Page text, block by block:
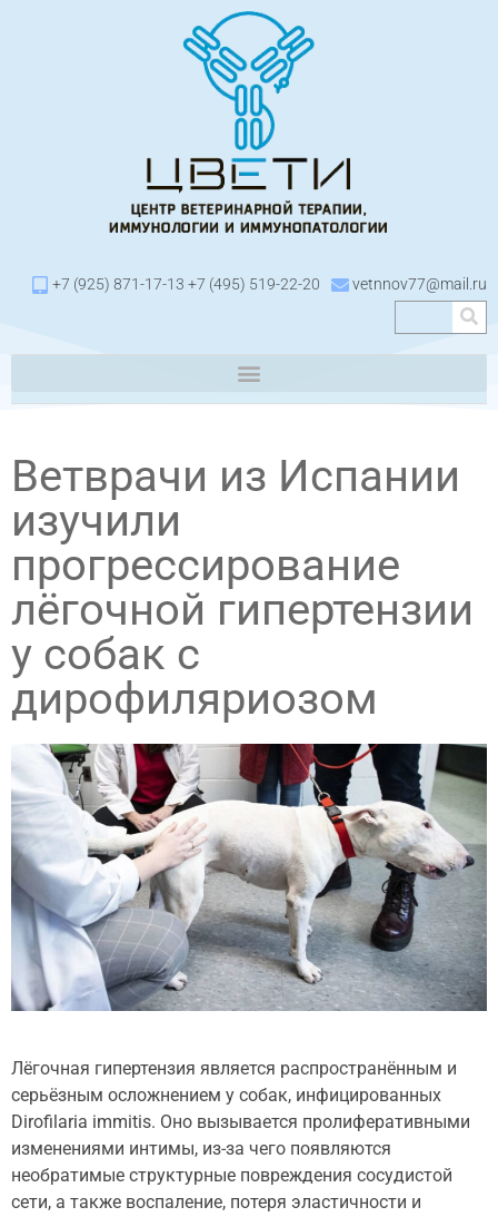
+7 (925) 871-17-13 +7 (495) 519-22-20 vetnnov77@mail.ru
Ветврачи из Испании
изучили
прогрессирование
лёгочной гипертензии
у собак с
дирофиляриозом
Лёгочная гипертензия является распространённым и
серьёзным осложнением у собак, инфицированных
Dirofilaria immitis. Оно вызывается пролиферативными
изменениями интимы, из-за чего появляются
необратимые структурные повреждения сосудистой
сети, а также воспаление, потеря эластичности и